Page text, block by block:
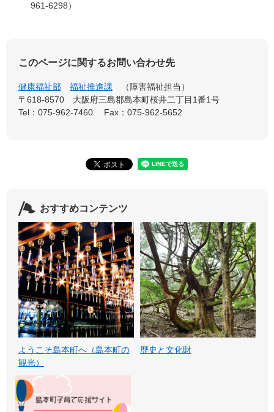
961-6298）
このページに関するお問い合わせ先
健康福祉部 福祉推進課
障害福祉担当
〒618-8570
大阪府三島郡島本町桜井二丁目1番1号
Tel：075-962-7460
Fax：075-962-5652
おすすめコンテンツ
ようこそ島本町へ（島本町の
観光）
歴史と文化財